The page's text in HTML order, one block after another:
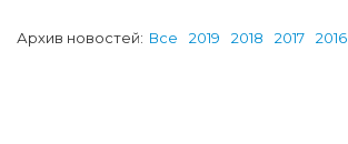
Архив новостей: Все 2019 2018 2017 2016